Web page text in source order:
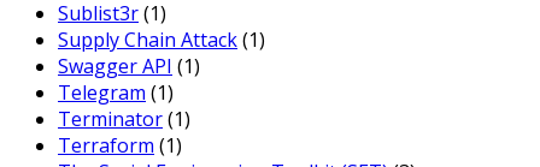
Sublist3r(1)
Supply Chain Attack(1)
Swagger API (1)
Telegram (1)
Terminator(1)
Terraform (1)